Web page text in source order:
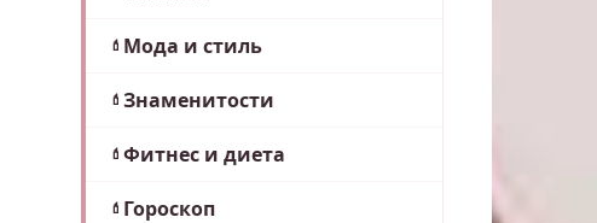
Мода и стиль
Знаменитости
Фитнес и диета
Гороскоп